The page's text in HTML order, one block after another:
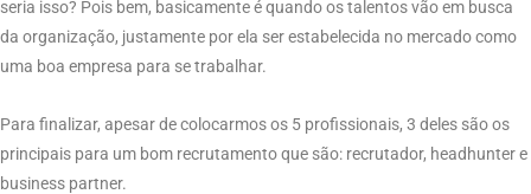
seria isso? Pois bem, basicamente é quando os talentos vão em busca
da organização, justamente por ela ser estabelecida no mercado como
uma boa empresa para se trabalhar.
Para finalizar, apesar de colocarmos os 5 profissionais, 3 deles são os
principais para um bom recrutamento que são: recrutador, headhunter e
business partner.